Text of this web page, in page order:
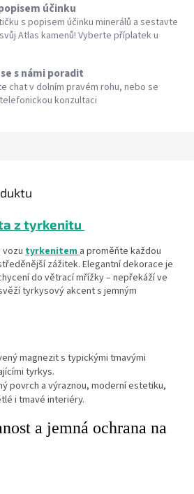
účinku
s popisem účinku minerálů a sestavte
Atlas kamenů! Vyberte příplatek u
s námi poradit
chat v dolním pravém rohu, nebo se
konzultaci
z tyrkenitu
tyrkenitem a proměňte každou
zážitek. Elegantní dekorace je
do větrací mřížky – nepřekáží ve
tyrkysový akcent s jemným
magnezit s typickými tmavými
tyrkys.
povrch a výraznou, moderní estetiku,
i tmavé interiéry.
a jemná ochrana na